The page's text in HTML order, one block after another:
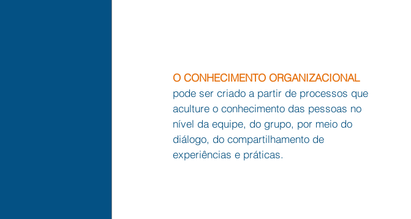
O CONHECIMENTO ORGANIZACIONAL
pode ser criado a partir de processos que
aculture o conhecimento das pessoas no
nível da equipe, do grupo, por meio do
diálogo, do compartilhamento de
experiências e práticas.